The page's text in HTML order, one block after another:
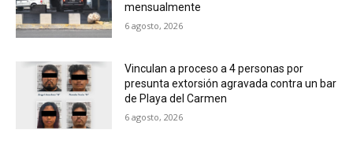
mensualmente
6 agosto, 2026
Vinculan a proceso a 4 personas por
presunta extorsión agravada contra un bar
de Playa del Carmen
6 agosto, 2026